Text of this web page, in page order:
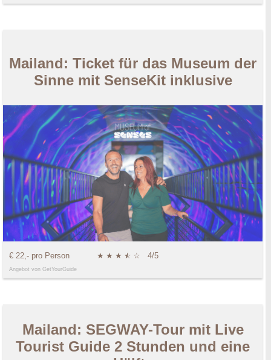
Mailand: Ticket für das Museum der
Sinne mit SenseKit inklusive
€ 22,- pro Person ★ ★ ★ ★
☆ ☆ 4/5
Angebot von GetYourGuide
Mailand: SEGWAY-Tour mit Live
Tourist Guide 2 Stunden und eine